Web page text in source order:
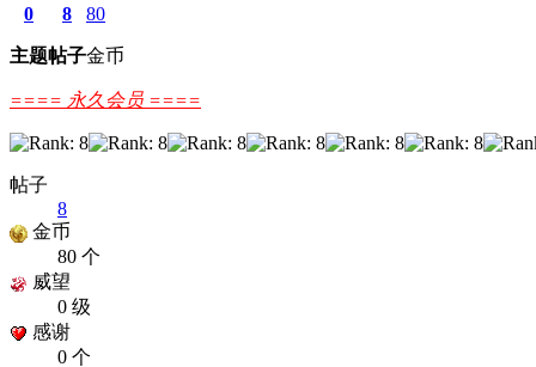
0
主题
8
帖子
80
金币
==== 永久会员 ====
帖子
8
金币
80 个
威望
0 级
感谢
0 个